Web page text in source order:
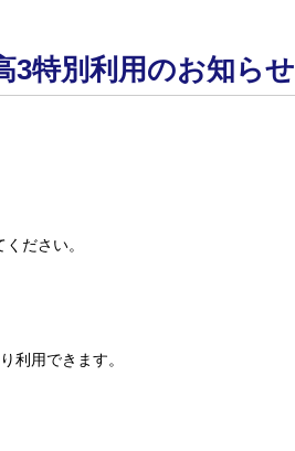
3特別利用のお知らせ
ださい。
利用できます。